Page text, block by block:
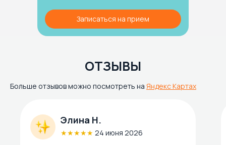
Записаться на прием
ОТЗЫВЫ
Больше отзывов можно посмотреть на Яндекс Картах
Элина Н.
★★★★★ 24 июня 2026